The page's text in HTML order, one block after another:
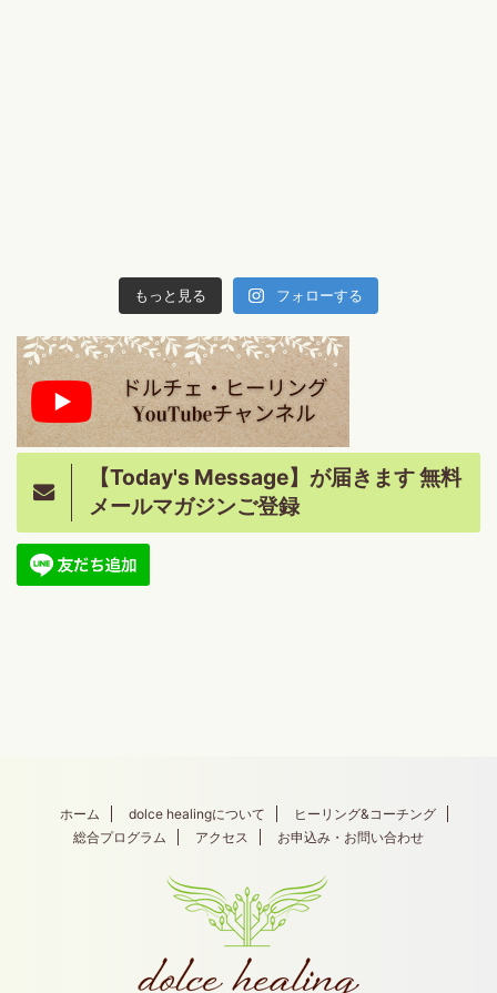
もっと見る フォローする
【Today's Message】が届きます 無料
メールマガジンご登録
ホーム dolce healingについて
ヒーリング&コーチング
総合プログラム
アクセス お申込み・お問い合わせ